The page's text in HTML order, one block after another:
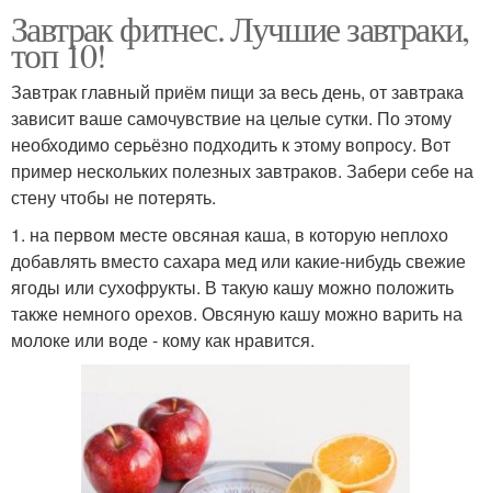
Завтрак фитнес. Лучшие завтраки,
топ 10!
Завтрак главный приём пищи за весь день, от завтрака
зависит ваше самочувствие на целые сутки. По этому
необходимо серьёзно подходить к этому вопросу. Вот
пример нескольких полезных завтраков. Забери себе на
стену чтобы не потерять.
1. на первом месте овсяная каша, в которую неплохо
добавлять вместо сахара мед или какие-нибудь свежие
ягоды или сухофрукты. В такую кашу можно положить
также немного орехов. Овсяную кашу можно варить на
молоке или воде - кому как нравится.